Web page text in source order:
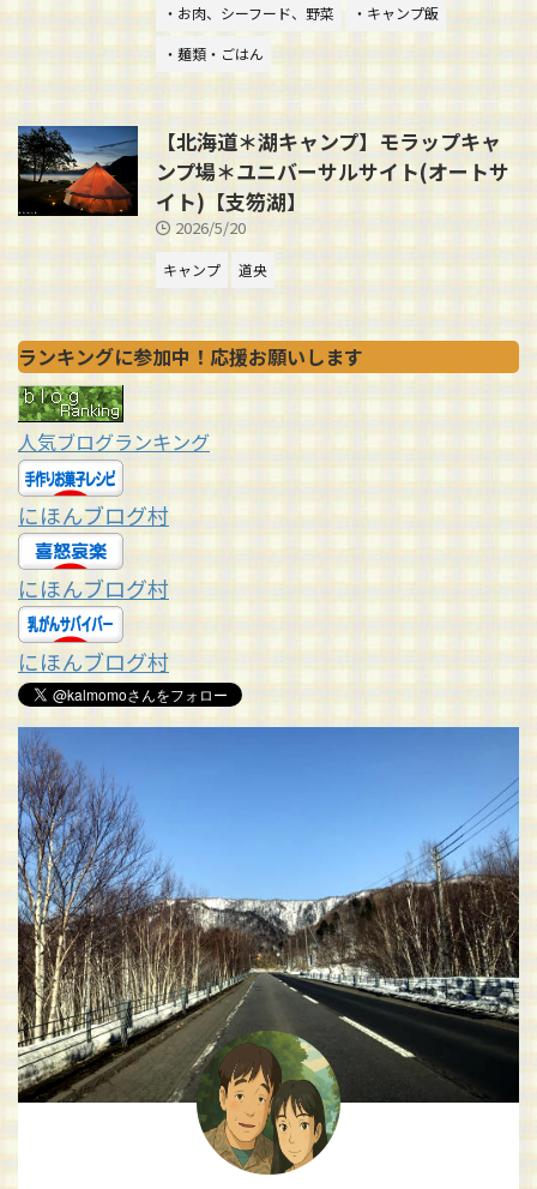
・お肉、シーフード、野菜
・キャンプ飯
・麺類・ごはん
【北海道＊湖キャンプ】モラップキャ
ンプ場＊ユニバーサルサイト(オートサ
イト)【支笏湖】
2026/5/20
キャンプ 道央
ランキングに参加中！応援お願いします
人気ブログランキング
にほんブログ村
にほんブログ村
にほんブログ村